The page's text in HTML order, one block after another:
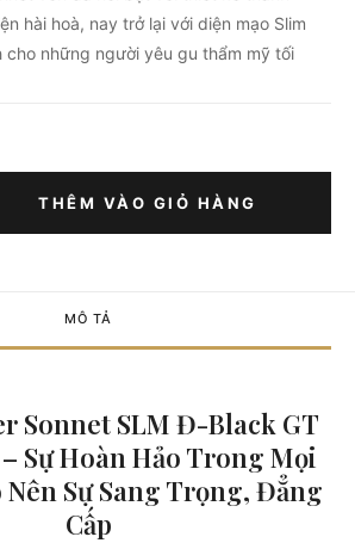
hài hoà, nay trở lại với diện mạo Slim
cho những người yêu gu thẩm mỹ tối
THÊM VÀO GIỎ HÀNG
MÔ TẢ
Sonnet SLM Đ-Black GT
– Sự Hoàn Hảo Trong Mọi
Sự Sang Trọng, Đẳng
Cấp